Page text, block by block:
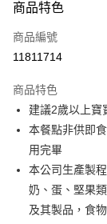
信用卡一次付款
LINE Pay
街口支付
悠遊付
全盈+PAY
大哥付你分期
相關說明
商品特色
商品編號
11811714
商品特色
建議2歲以上寶
本餐點非供即
用完畢
本公司生產製
奶、蛋、堅果
及其製品，食